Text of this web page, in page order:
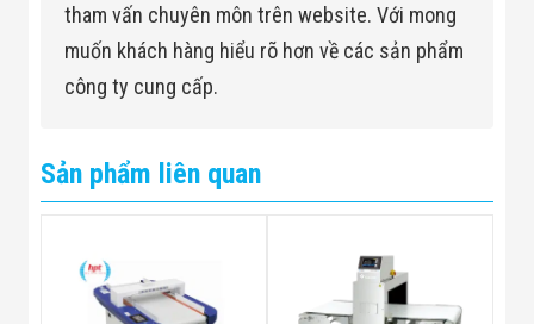
tham vấn chuyên môn trên website. Với mong
muốn khách hàng hiểu rõ hơn về các sản phẩm
công ty cung cấp.
Sản phẩm liên quan